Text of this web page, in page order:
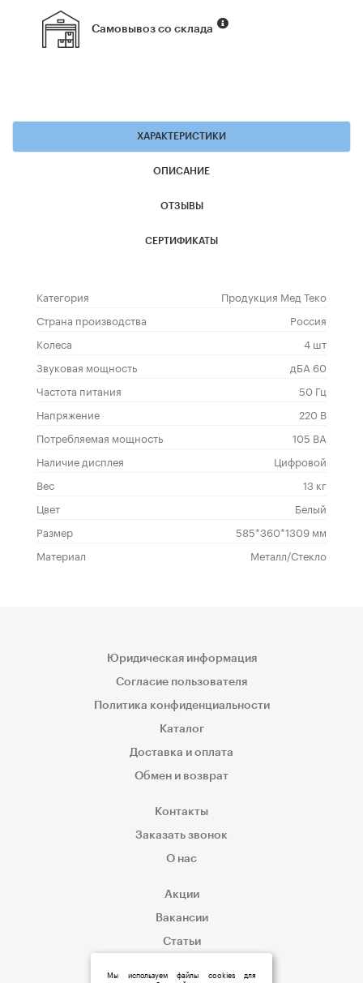
Самовывоз со склада
ХАРАКТЕРИСТИКИ
ОПИСАНИЕ
ОТЗЫВЫ
СЕРТИФИКАТЫ
Категория
Продукция Мед Теко
Страна производства
Россия
Колеса
4 шт
Звуковая мощность
дБА 60
Частота питания
50 Гц
Напряжение
220 В
Потребляемая мощность
105 ВА
Наличие дисплея
Цифровой
Вес
13 кг
Цвет
Белый
Размер
585*360*1309 мм
Материал
Металл/Стекло
Юридическая информация
Согласие пользователя
Политика конфиденциальности
Каталог
Доставка и оплата
Обмен и возврат
Контакты
Заказать звонок
О нас
Акции
Вакансии
Статьи
Мы используем файлы cookies для